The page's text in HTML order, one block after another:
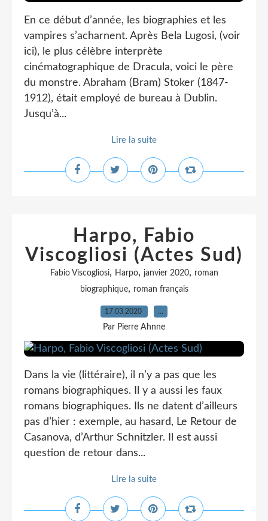
En ce début d’année, les biographies et les
vampires s’acharnent. Après Bela Lugosi, (voir
ici), le plus célèbre interprète
cinématographique de Dracula, voici le père
du monstre. Abraham (Bram) Stoker (1847-
1912), était employé de bureau à Dublin.
Jusqu’à...
Lire la suite
Harpo, Fabio
Viscogliosi (Actes Sud)
Fabio Viscogliosi, Harpo, janvier 2020, roman
biographique, roman français
17.03.2020 …
Par Pierre Ahnne
Dans la vie (littéraire), il n’y a pas que les
romans biographiques. Il y a aussi les faux
romans biographiques. Ils ne datent d’ailleurs
pas d’hier : exemple, au hasard, Le Retour de
Casanova, d’Arthur Schnitzler. Il est aussi
question de retour dans...
Lire la suite